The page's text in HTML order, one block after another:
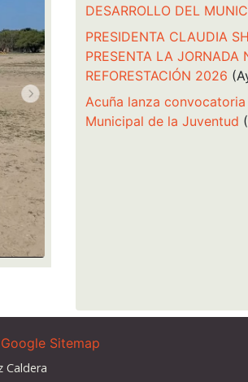
DESARROLLO DEL
PRESIDENTA CLAUDIA
PRESENTA LA JORNADA
REFORESTACIÓN 2026
Acuña lanza
Municipal de la Juventud
Google Sitemap
Caldera